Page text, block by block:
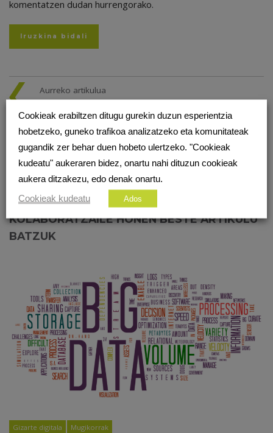
komentatzen dudan hurrengorako.
Aurreko artikulua
GPL ETA CREATIVE COMMONS
LIZENTZIAK EUSKARAZ ERABILTZEKO
PREST.
GOOGLE-EK 20 URTE
KOLABORATZAILE HONEN BESTE ARTIKULU
BATZUK
Gizarte digitala Mugikorrak
Cookieak erabiltzen ditugu gurekin duzun esperientzia
hobetzeko, guneko trafikoa analizatzeko eta komunitateak
gugandik zer behar duen hobeto ulertzeko. "Cookieak
kudeatu" aukeraren bidez, onartu nahi dituzun cookieak
aukera ditzakezu, edo denak onartu.
Cookieak kudeatu
Ados